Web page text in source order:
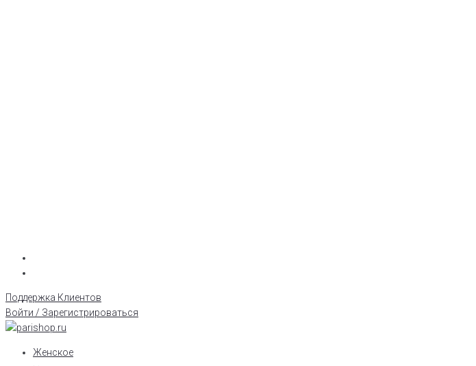
Поддержка Клиентов
Войти / Зарегистрироваться
Женское